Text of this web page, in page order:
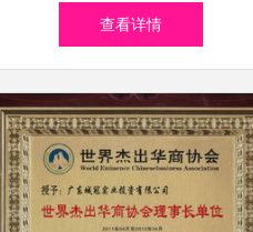
个税你交了吗？
查看详情